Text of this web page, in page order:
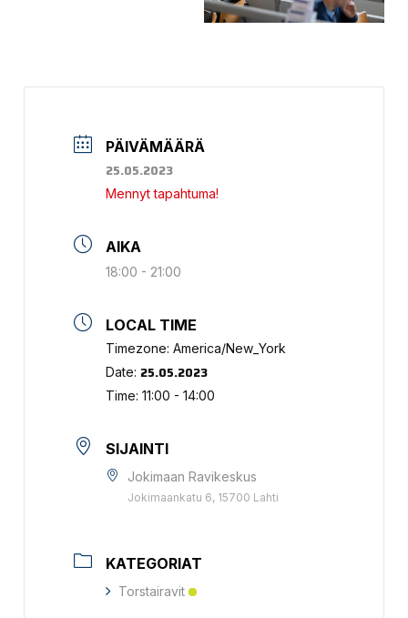
PÄIVÄMÄÄRÄ
25.05.2023
Mennyt tapahtuma!
AIKA
18:00 - 21:00
LOCAL TIME
Timezone:America/New_York
Date: 25.05.2023
Time:11:00 - 14:00
SIJAINTI
Jokimaan Ravikeskus
Jokimaankatu 6, 15700 Lahti
KATEGORIAT
Torstairavit